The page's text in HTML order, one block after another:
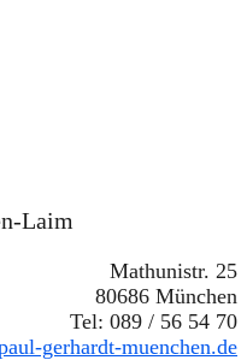
Laim
Mathunistr. 25
80686 München
Tel: 089 / 56 54 70
gerhardt-muenchen.de